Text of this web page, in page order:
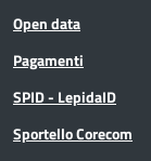
Open data
Pagamenti
SPID - LepidaID
Sportello Corecom